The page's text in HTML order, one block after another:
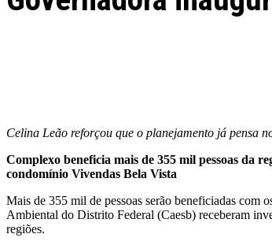
Celina Leão reforçou que o planejamento já pensa
Complexo beneficia mais de 355 mil pessoas da
condomínio Vivendas Bela Vista
Mais de 355 mil de pessoas serão beneficiadas com
Ambiental do Distrito Federal (Caesb) receberam
regiões.